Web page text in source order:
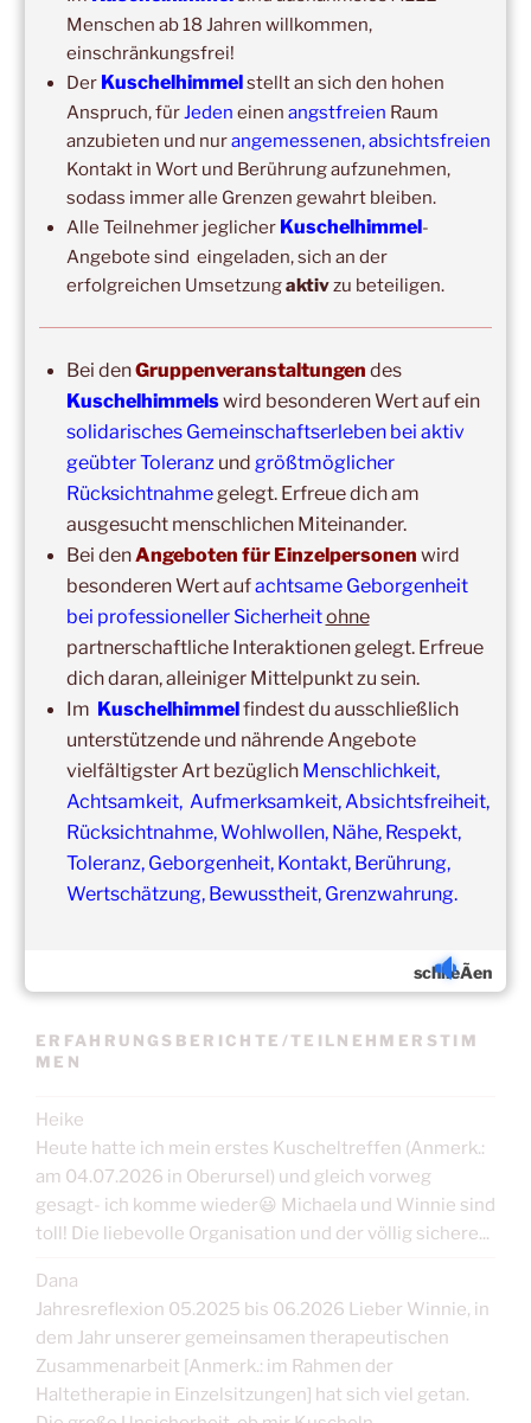
14:00 –20:00,3. Oktober 2026
Kuschelhimmel 6h
Wochenend-Event,17. Oktober 2026–
18. Oktober
2026–Wochenende für 2:1 Ausbildung
Copyright © 2017-2026
Kuschelhimmel
Alle Rechte vorbehalten.
Update:
Unsere Gruppenveranstaltungensind ohneEinschränkungen
in unseren Veranstaltungsräumen möglich!
Was schon immer galt und weiter gilt: Fühlst du dich krank
und/oder hast Erkältungssymptome, dann verzichte bitte
ERFAHRUNGSBERICHTE/TEILNEHMERSTIM
MEN
Heike
Heute hatte ich mein erstes Kuscheltreffen (Anmerk.:
am 04.07.2026 in Oberursel) und gleich vorweg
gesagt- ich komme wieder😃 Michaela und Winnie sind
toll! Die liebevolle Organisation und der völlig sichere...
Dana
Jahresreflexion 05.2025 bis 06.2026 Lieber Winnie, in
dem Jahr unserer gemeinsamen therapeutischen
Zusammenarbeit [Anmerk.: im Rahmen der
Haltetherapie in Einzelsitzungen] hat sich viel getan.
schlieÃen
Menschen ab 18 Jahren willkommen,
einschränkungsfrei!
Der Kuschelhimmelstellt an sich den hohen
Anspruch, fürJeden einen angstfreien Raum
anzubieten und nurangemessenen, absichtsfreien
Kontakt in Wort und Berührung aufzunehmen,
sodass immer alle Grenzen gewahrt bleiben.
Alle Teilnehmer jeglicher Kuschelhimmel-
Angebote sind eingeladen, sich an der
erfolgreichen Umsetzungaktivzu beteiligen.
Bei denGruppenveranstaltungen des
Kuschelhimmelswird besonderen Wert auf ein
solidarisches Gemeinschaftserleben bei aktiv
geübter Toleranz und größtmöglicher
Rücksichtnahmegelegt. Erfreue dich am
ausgesucht menschlichen Miteinander.
Bei denAngeboten für Einzelpersonen wird
besonderen Wert aufachtsame Geborgenheit
bei professioneller Sicherheitohne
partnerschaftliche Interaktionen gelegt. Erfreue
dich daran, alleiniger Mittelpunkt zu sein.
Im Kuschelhimmelfindest du ausschließlich
unterstützende und nährende Angebote
vielfältigster Art bezüglich Menschlichkeit,
Achtsamkeit, Aufmerksamkeit, Absichtsfreiheit,
Rücksichtnahme, Wohlwollen, Nähe, Respekt,
Toleranz, Geborgenheit, Kontakt, Berührung,
Wertschätzung, Bewusstheit, Grenzwahrung.